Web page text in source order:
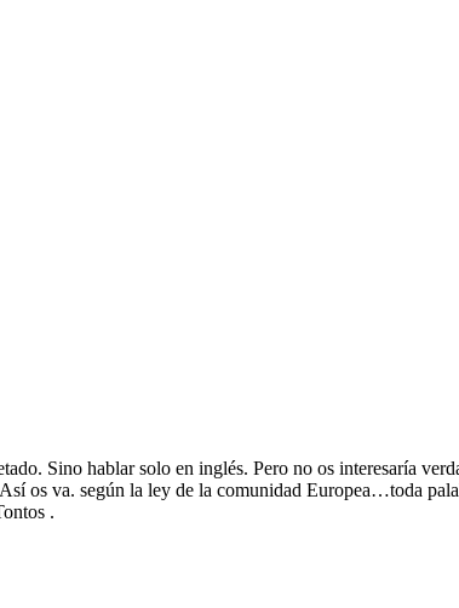
Sino hablar solo en inglés. Pero no os interesaría
os va. según la ley de la comunidad Europea…toda
.